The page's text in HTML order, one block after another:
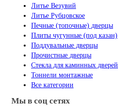
Литье Везувий
Литье Рубцовское
Печные (топочные) дверцы
Плиты чугунные (под казан)
Поддувальные дверцы
Прочистные дверцы
Стекла для каминных дверей
Тоннели монтажные
Все категории
Мы в соц сетях